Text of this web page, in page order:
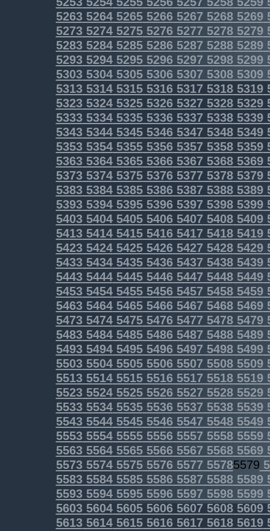
52635264526552665267 52685269
52735274527552765277 52785279
52835284528552865287 52885289
52935294529552965297 52985299
53035304530553065307 53085309
5313531453155316531753185319
5323532453255326532753285329
5333533453355336533753385339
5343534453455346534753485349
5353535453555356535753585359
5363536453655366536753685369
5373537453755376537753785379
5383538453855386538753885389
5393539453955396539753985399
5403540454055406540754085409
5413541454155416541754185419
5423542454255426542754285429
5433543454355436543754385439
5443544454455446544754485449
5453545454555456545754585459
5463546454655466546754685469
54735474547554765477 54785479
54835484548554865487 54885489
54935494549554965497 54985499
55035504550555065507 55085509
55135514551555165517 55185519
5523552455255526552755285529
55335534553555365537 55385539
55435544554555465547 55485549
55535554555555565557 55585559
55635564556555665567 55685569
55735574557555765577 55785579
55835584558555865587 55885589
55935594559555965597 55985599
5603560456055606560756085609
5613561456155616561756185619